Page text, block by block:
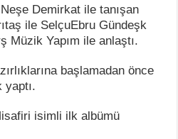
Demirkat ile tanışan
ile SelçuEbru Gündeşk
Müzik Yapım ile anlaştı.
başlamadan önce
yaptı.
isimli ilk albümü